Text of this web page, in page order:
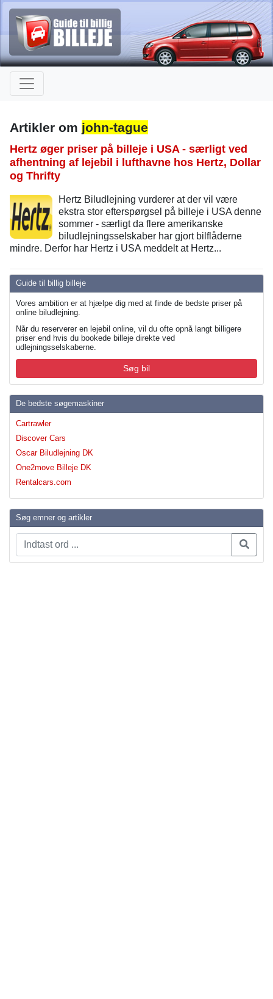
Guide til billig billeje
Vores ambition er at hjælpe dig med at finde de bedste priser på
online biludlejning.
Når du reserverer en lejebil online, vil du ofte opnå langt billigere
priser end hvis du bookede billeje direkte ved
udlejningsselskaberne.
Søg bil
De bedste søgemaskiner
Cartrawler
Discover Cars
Oscar Biludlejning DK
One2move Billeje DK
Rentalcars.com
Søg emner og artikler
Artikler om john-tague
Hertz øger priser på billeje i USA - særligt ved
afhentning af lejebil i lufthavne hos Hertz, Dollar
og Thrifty
Hertz Biludlejning vurderer at der vil være
ekstra stor efterspørgsel på billeje i USA denne
sommer - særligt da flere amerikanske
biludlejningsselskaber har gjort bilflåderne
mindre. Derfor har Hertz i USA meddelt at Hertz...